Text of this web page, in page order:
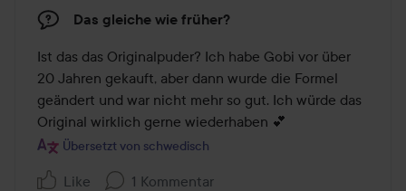
Das gleiche wie früher?
Ist das das Originalpuder? Ich habe Gobi vor über
20 Jahren gekauft, aber dann wurde die Formel
geändert und war nicht mehr so gut. Ich würde das
Original wirklich gerne wiederhaben 💕
Übersetzt von schwedisch
Like 1 Kommentar